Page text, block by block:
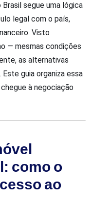
segue uma lógica
legal com o país,
Visto
— mesmas condições
as alternativas
guia organiza essa
à negociação
como o
ao